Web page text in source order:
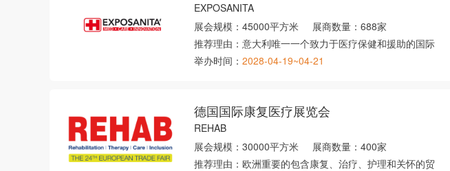
EXPOSANITA
展会规模： 45000平方米 展商数量： 688家
推荐理由： 意大利唯一一个致力于医疗保健和援助的国际
举办时间： 2028-04-19~04-21
德国国际康复医疗展览会
REHAB
展会规模： 30000平方米 展商数量： 400家
推荐理由： 欧洲重要的包含康复、治疗、护理和关怀的贸